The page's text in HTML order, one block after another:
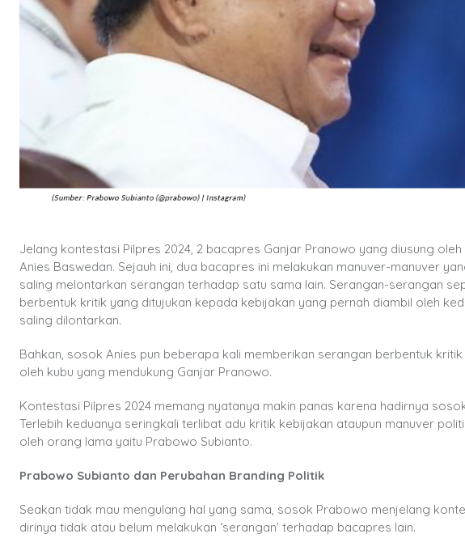
Jelang kontestasi Pilpres 2024, 2 bacapres Ganjar Pranowo yang diusung
Anies Baswedan. Sejauh ini, dua bacapres ini melakukan manuver-manuver
saling melontarkan serangan terhadap satu sama lain. Serangan-serangan
berbentuk kritik yang ditujukan kepada kebijakan yang pernah diambil oleh
saling dilontarkan.
Bahkan, sosok Anies pun beberapa kali memberikan serangan berbentuk
oleh kubu yang mendukung Ganjar Pranowo.
Kontestasi Pilpres 2024 memang nyatanya makin panas karena hadirnya
Terlebih keduanya seringkali terlibat adu kritik kebijakan ataupun manuver
oleh orang lama yaitu Prabowo Subianto.
Prabowo Subianto dan Perubahan Branding Politik
Seakan tidak mau mengulang hal yang sama, sosok Prabowo menjelang
dirinya tidak atau belum melakukan ‘serangan’ terhadap bacapres lain.